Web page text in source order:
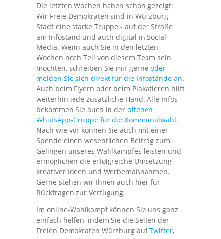
Die letzten Wochen haben schon gezeigt:
Wir Freie Demokraten sind in Würzburg
Stadt eine starke Truppe - auf der Straße
am Infostand und auch digital in Social
Media. Wenn auch Sie in den letzten
Wochen noch Teil von diesem Team sein
möchten, schreiben Sie mir gerne oder
melden Sie sich direkt für die Infostände an.
Auch beim Flyern oder beim Plakatieren hilft
weiterhin jede zusätzliche Hand. Alle Infos
bekommen Sie auch in der offenen
WhatsApp-Gruppe für die Kommunalwahl.
Nach wie vor können Sie auch mit einer
Spende einen wesentlichen Beitrag zum
Gelingen unseres Wahlkampfes leisten und
ermöglichen die erfolgreiche Umsetzung
kreativer Ideen und Werbemaßnahmen.
Gerne stehen wir Ihnen auch hier für
Rückfragen zur Verfügung.
Im online-Wahlkampf können Sie uns ganz
einfach helfen, indem Sie die Seiten der
Freien Demokraten Würzburg aufTwitter,